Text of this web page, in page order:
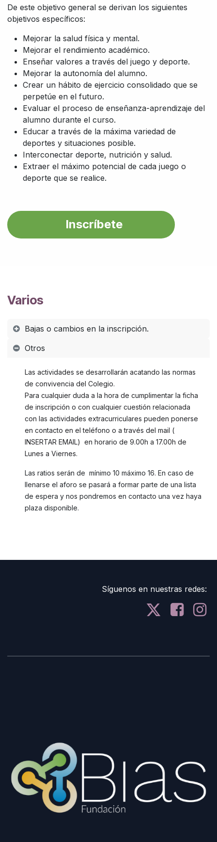
De este objetivo general se derivan los siguientes
objetivos específicos:
Mejorar la salud física y mental.
Mejorar el rendimiento académico.
Enseñar valores a través del juego y deporte.
Mejorar la autonomía del alumno.
Crear un hábito de ejercicio consolidado que se
perpetúe en el futuro.
Evaluar el proceso de enseñanza-aprendizaje del
alumno durante el curso.
Educar a través de la máxima variedad de
deportes y situaciones posible.
Interconectar deporte, nutrición y salud.
Extraer el máximo potencial de cada juego o
deporte que se realice.
Inscríbete
Varios
Bajas o cambios en la inscripción.
Otros
Las actividades se desarrollarán acatando las normas
de convivencia del Colegio.
Para cualquier duda a la hora de cumplimentar la ficha
de inscripción o con cualquier cuestión relacionada
con las actividades extracurriculares pueden ponerse
en contacto en el teléfono o a través del mail (
INSERTAR EMAIL) en horario de 9.00h a 17.00h de
Lunes a Viernes.
Las ratios serán de mínimo 10 máximo 16. En caso de
llenarse el aforo se pasará a formar parte de una lista
de espera y nos pondremos en contacto una vez haya
plaza disponible.
Síguenos en nuestras redes: